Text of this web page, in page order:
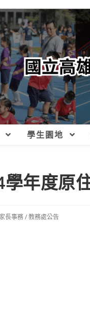
學生園地
年度原
家長事務/教務處公告